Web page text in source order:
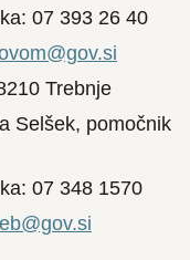
07 393 26 40
Trebnje
Selšek, pomočnik
07 348 1570